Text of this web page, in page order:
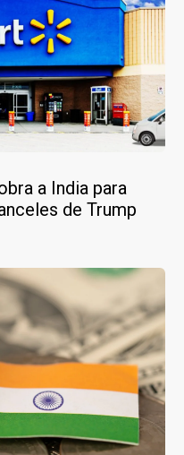
a India para
de Trump